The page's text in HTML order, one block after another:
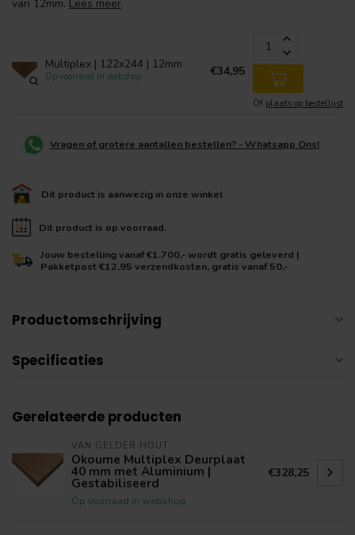
van 12mm. Lees meer.
Multiplex | 122x244 | 12mm
Op voorraad in webshop €34,95
Of plaats op bestellijst
Vragen of grotere aantallen bestellen? - Whatsapp Ons!
Dit product is aanwezig in onze winkel
Dit product is op voorraad.
Jouw bestelling vanaf €1.700,- wordt gratis geleverd |
Pakketpost €12,95 verzendkosten, gratis vanaf 50,-
Productomschrijving
Specificaties
Gerelateerde producten
VAN GELDER HOUT
Okoume Multiplex Deurplaat
40 mm met Aluminium |
Gestabiliseerd
Op voorraad in webshop
€328,25